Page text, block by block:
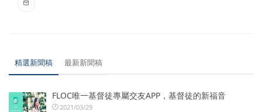
精選新聞稿 最新新聞稿
FLOC唯一基督徒專屬交友APP，基督徒的新福音
2021/03/29